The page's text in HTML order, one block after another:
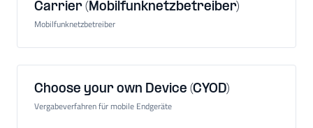
Carrier (Mobilfunknetzbetreiber)
Mobilfunknetzbetreiber
Choose your own Device (CYOD)
Vergabeverfahren für mobile Endgeräte